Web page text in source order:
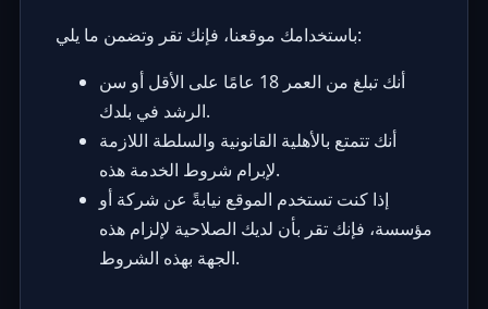
باستخدامك موقعنا، فإنك تقر وتضمن ما يلي:
أنك تبلغ من العمر 18 عامًا على الأقل أو سن
الرشد في بلدك.
أنك تتمتع بالأهلية القانونية والسلطة اللازمة
لإبرام شروط الخدمة هذه.
إذا كنت تستخدم الموقع نيابةً عن شركة أو
مؤسسة، فإنك تقر بأن لديك الصلاحية لإلزام هذه
الجهة بهذه الشروط.